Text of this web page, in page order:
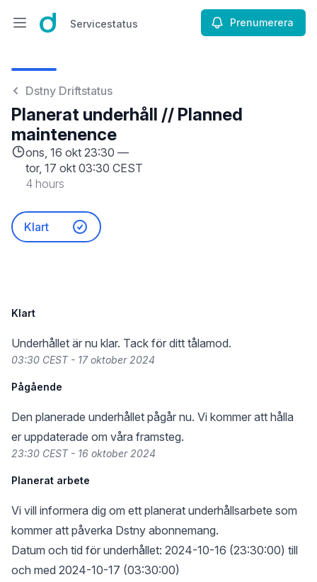
Öppna huvudmenyn
Servicestatus Prenumerera
Dstny Driftstatus
Planerat underhåll // Planned
maintenence
ons, 16 okt 23:30 —
tor, 17 okt 03:30 CEST
4 hours
Klart
Klart
Underhållet är nu klar. Tack för ditt tålamod.
03:30 CEST - 17 oktober 2024
Pågående
Den planerade underhållet pågår nu. Vi kommer att hålla
er uppdaterade om våra framsteg.
23:30 CEST - 16 oktober 2024
Planerat arbete
Vi vill informera dig om ett planerat underhållsarbete som
kommer att påverka Dstny abonnemang.
Datum och tid för underhållet: 2024-10-16 (23:30:00) till
och med 2024-10-17 (03:30:00)